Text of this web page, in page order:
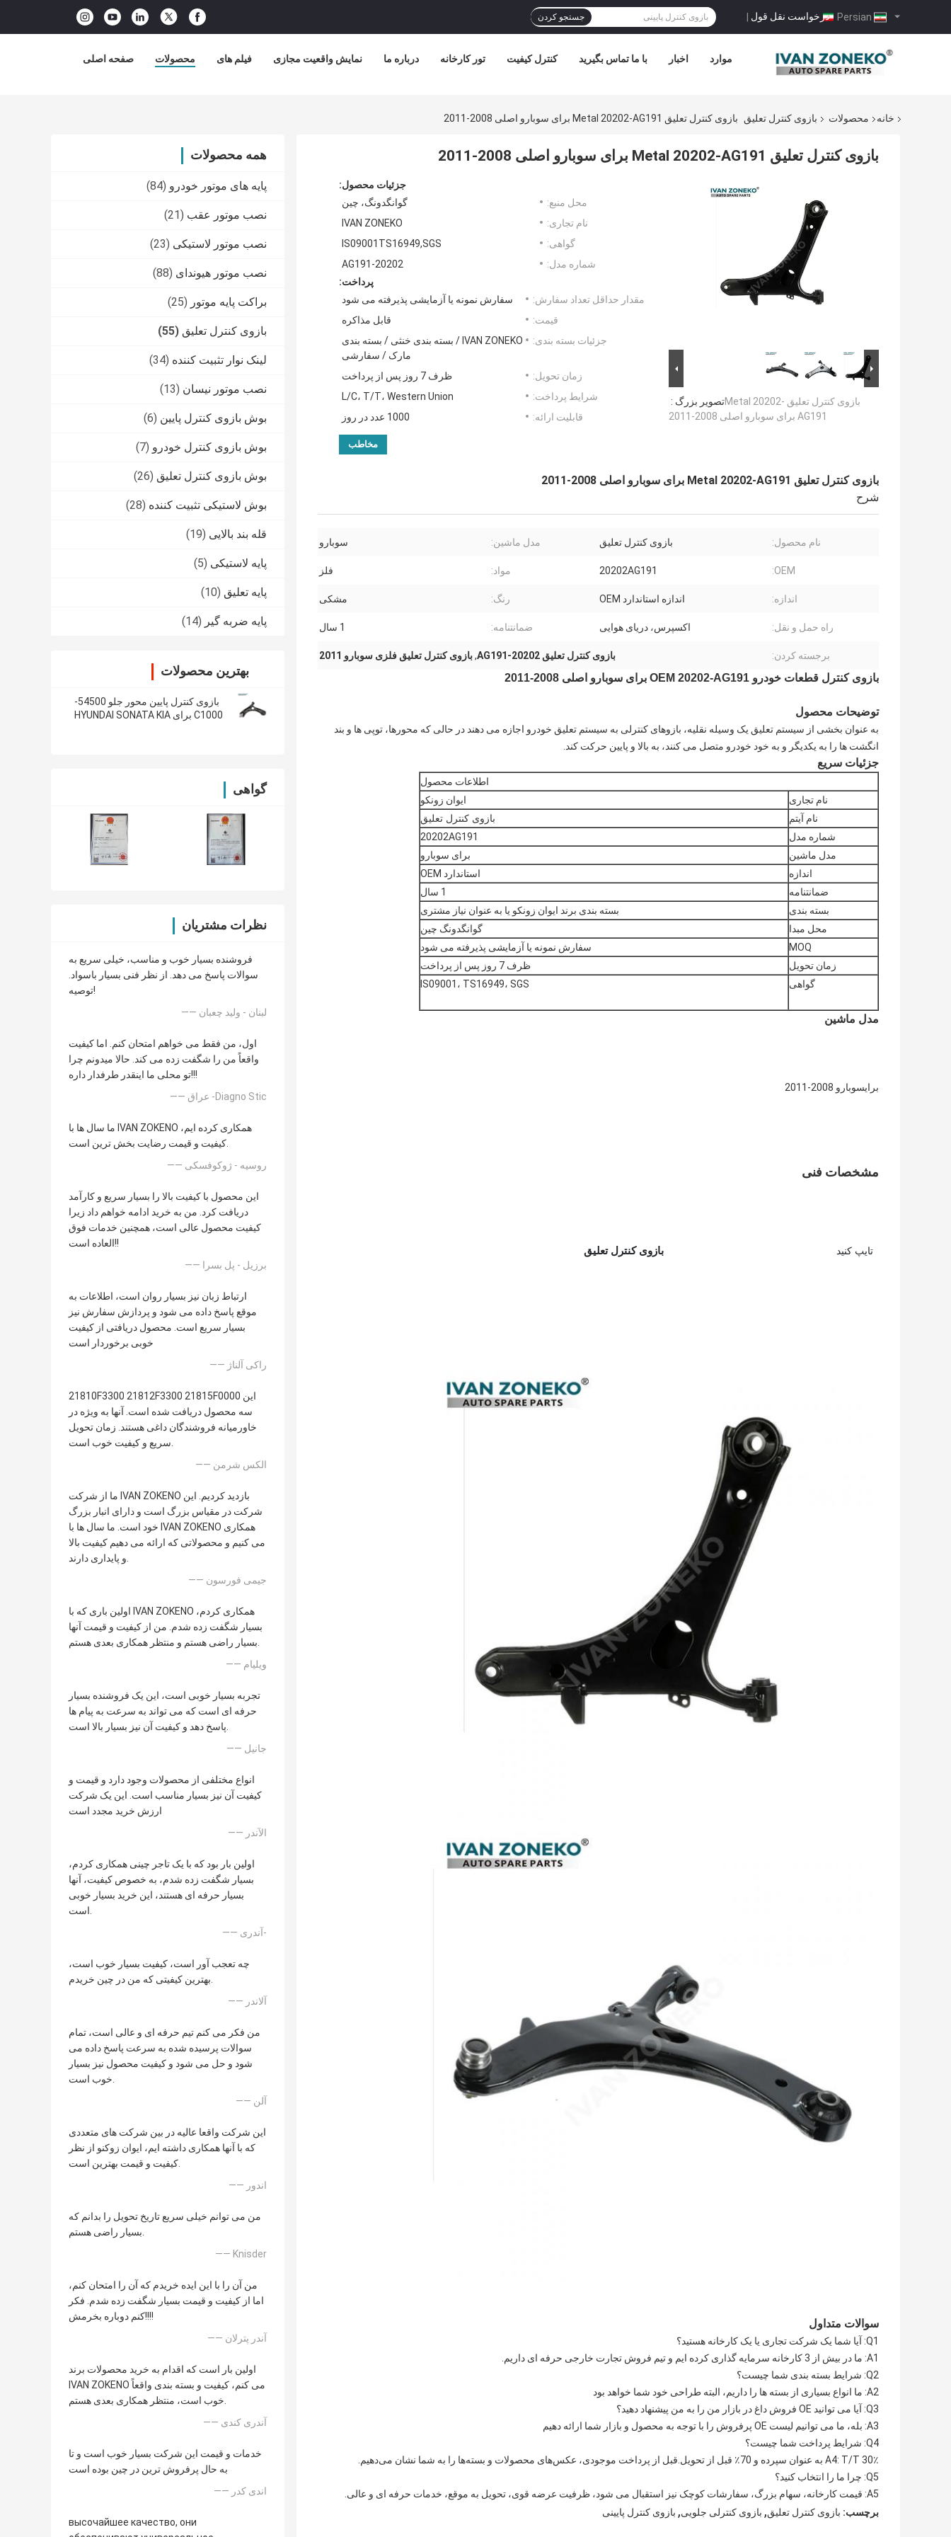
درخواست نقل قول | جستجو کردن
صفحه اصلی محصولات فیلم های نمایش واقعیت مجازی درباره ما تور کارخانه کنترل کیفیت با ما تماس بگیرید اخبار موارد
خانه محصولات بازوی کنترل تعلیق بازوی کنترل تعلیق Metal 20202-AG191 برای سوبارو اصلی 2008-2011
همه محصولات
پایه های موتور خودرو (84)
نصب موتور عقب (21)
نصب موتور لاستیکی (23)
نصب موتور هیوندای (88)
براکت پایه موتور (25)
بازوی کنترل تعلیق (55)
لینک نوار تثبیت کننده (34)
نصب موتور نیسان (13)
بوش بازوی کنترل پایین (6)
بوش بازوی کنترل خودرو (7)
بوش بازوی کنترل تعلیق (26)
بوش لاستیکی تثبیت کننده (28)
قله بند بالایی (19)
پایه لاستیکی (5)
پایه تعلیق (10)
پایه ضربه گیر (14)
بهترین محصولات
بازوی کنترل پایین محور جلو 54500-
C1000 برای HYUNDAI SONATA KIA
گواهی
نظرات مشتریان
فروشنده بسیار خوب و مناسب، خیلی سریع به
سوالات پاسخ می دهد. از نظر فنی بسیار باسواد.
توصیه!
—— لبنان - ولید چعبان
اول، من فقط می خواهم امتحان کنم. اما کیفیت
واقعاً من را شگفت زده می کند. حالا میدونم چرا
تو محلی ما اینقدر طرفدار داره!!!
—— عراق -Diagno Stic
ما سال ها با IVAN ZOKENO همکاری کرده ایم،
کیفیت و قیمت رضایت بخش ترین است.
—— روسیه - ژوکوفسکی
این محصول با کیفیت بالا را بسیار سریع و کارآمد
دریافت کرد. من به خرید ادامه خواهم داد زیرا
کیفیت محصول عالی است، همچنین خدمات فوق
العاده است!!
—— برزیل - پل بسرا
ارتباط زبان نیز بسیار روان است، اطلاعات به
موقع پاسخ داده می شود و پردازش سفارش نیز
بسیار سریع است. محصول دریافتی از کیفیت
خوبی برخوردار است
—— راکی آلناژ
21810F3300 21812F3300 21815F0000 این
سه محصول دریافت شده است. آنها به ویژه در
خاورمیانه فروشندگان داغی هستند. زمان تحویل
سریع و کیفیت خوب است.
—— الکس شرمن
ما از شرکت IVAN ZOKENO بازدید کردیم. این
شرکت در مقیاس بزرگ است و دارای انبار بزرگ
خود است. ما سال ها با IVAN ZOKENO همکاری
می کنیم و محصولاتی که ارائه می دهیم کیفیت بالا
و پایداری دارند.
—— جیمی فورسون
اولین باری که با IVAN ZOKENO همکاری کردم،
بسیار شگفت زده شدم. من از کیفیت و قیمت آنها
بسیار راضی هستم و منتظر همکاری بعدی هستم.
—— ویلیام
تجربه بسیار خوبی است، این یک فروشنده بسیار
حرفه ای است که می تواند به سرعت به پیام ها
پاسخ دهد و کیفیت آن نیز بسیار بالا است.
—— جانیل
انواع مختلفی از محصولات وجود دارد و قیمت و
کیفیت آن نیز بسیار مناسب است. این یک شرکت
ارزش خرید مجدد است
—— الآندر
اولین بار بود که با یک تاجر چینی همکاری کردم،
بسیار شگفت زده شدم، به خصوص کیفیت، آنها
بسیار حرفه ای هستند، این خرید بسیار خوبی
است.
—— آندری-
چه تعجب آور است، کیفیت بسیار خوب است،
بهترین کیفیتی که من در چین خریدم.
—— آلاندر
من فکر می کنم تیم حرفه ای و عالی است، تمام
سوالات پرسیده شده به سرعت پاسخ داده می
شود و حل می شود و کیفیت محصول نیز بسیار
خوب است.
—— آلن
این شرکت واقعا عالیه در بین شرکت های متعددی
که با آنها همکاری داشته ایم، ایوان زوکنو از نظر
کیفیت و قیمت بهترین است.
—— اندور
من می توانم خیلی سریع تاریخ تحویل را بدانم که
بسیار راضی هستم.
—— Knisder
من آن را با این ایده خریدم که آن را امتحان کنم،
اما از کیفیت و قیمت بسیار شگفت زده شدم. فکر
کنم دوباره بخرمش!!!!
—— آندر پترلان
اولین بار است که اقدام به خرید محصولات برند
IVAN ZOKENO می کنم، کیفیت و بسته بندی واقعاً
خوب است، منتظر همکاری بعدی هستم.
—— آندری کندی
خدمات و قیمت این شرکت بسیار خوب است و تا
به حال پرفروش ترین در چین بوده است
—— اندی کدر
высочайшее качество, они
بازوی کنترل تعلیق Metal 20202-AG191 برای سوبارو اصلی 2008-2011
تصویر بزرگ :بازوی کنترل تعلیق Metal 20202-
AG191 برای سوبارو اصلی 2008-2011
جزئیات محصول:
محل منبع:
گوانگدونگ، چین
نام تجاری:
IVAN ZONEKO
گواهی:
IS09001TS16949,SGS
شماره مدل:
20202-AG191
پرداخت:
مقدار حداقل تعداد سفارش:
سفارش نمونه یا آزمایشی پذیرفته می شود
قیمت:
قابل مذاکره
جزئیات بسته بندی:
IVAN ZONEKO / بسته بندی خنثی / بسته بندی
مارک / سفارشی
زمان تحویل:
ظرف 7 روز پس از پرداخت
شرایط پرداخت:
L/C، T/T، Western Union
قابلیت ارائه:
1000 عدد در روز
مخاطب
بازوی کنترل تعلیق Metal 20202-AG191 برای سوبارو اصلی 2008-2011
شرح
نام محصول: بازوی کنترل تعلیق مدل ماشین: سوبارو
OEM:
20202AG191 مواد: فلز
اندازه: اندازه استاندارد OEM رنگ: مشکی
راه حمل و نقل: اکسپرس، دریای هوایی ضمانتنامه: 1 سال
برجسته کردن: بازوی کنترل تعلیق 20202-AG191 ,بازوی کنترل تعلیق فلزی سوبارو 2011
بازوی کنترل قطعات خودرو OEM 20202-AG191 برای سوبارو اصلی 2008-2011
توضیحات محصول
به عنوان بخشی از سیستم تعلیق یک وسیله نقلیه، بازوهای کنترلی به سیستم تعلیق خودرو اجازه می دهند در حالی که محورها، توپی ها و بند
انگشت ها را به یکدیگر و به خود خودرو متصل می کنند، به بالا و پایین حرکت کند.
جزئیات سریع
اطلاعات محصول
نام تجاری
ایوان زونکو
نام آیتم
بازوی کنترل تعلیق
شماره مدل
20202AG191
مدل ماشین
برای سوبارو
اندازه
استاندارد OEM
ضمانتنامه
1 سال
بسته بندی
بسته بندی برند ایوان زونکو یا به عنوان نیاز مشتری
محل مبدا
گوانگدونگ چین
MOQ
سفارش نمونه یا آزمایشی پذیرفته می شود
زمان تحویل
ظرف 7 روز پس از پرداخت
گواهی
IS09001، TS16949، SGS
مدل ماشین
برایسوبارو 2008-2011
مشخصات فنی
تایپ کنید بازوی کنترل تعلیق
سوالات متداول
Q1: آیا شما یک شرکت تجاری یا یک کارخانه هستید؟
A1: ما در بیش از 3 کارخانه سرمایه گذاری کرده ایم و تیم فروش تجارت خارجی حرفه ای داریم.
Q2: شرایط بسته بندی شما چیست؟
A2: ما انواع بسیاری از بسته ها را داریم، البته طراحی خود شما خواهد بود
Q3: آیا می توانید OE فروش داغ در بازار من را به من پیشنهاد دهید؟
A3: بله، ما می توانیم لیست OE پرفروش را با توجه به محصول و بازار شما ارائه دهیم
Q4: شرایط پرداخت شما چیست؟
A4: T/T 30٪ به عنوان سپرده و 70٪ قبل از تحویل.قبل از پرداخت موجودی، عکس‌های محصولات و بسته‌ها را به شما نشان می‌دهیم.
Q5: چرا ما را انتخاب کنید؟
A5: قیمت کارخانه، سهام بزرگ، سفارشات کوچک نیز استقبال می شود، ظرفیت عرضه قوی، تحویل به موقع، خدمات حرفه ای و عالی.
برچسب: بازوی کنترل تعلیق, بازوی کنترلی جلویی, بازوی کنترل پایینی